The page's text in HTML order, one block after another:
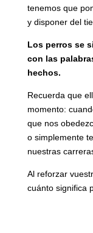
tenemos que
y disponer del
Los perros se
con las
hechos.
Recuerda que
momento:
que nos
o simplemente
nuestras
Al reforzar
cuánto significa